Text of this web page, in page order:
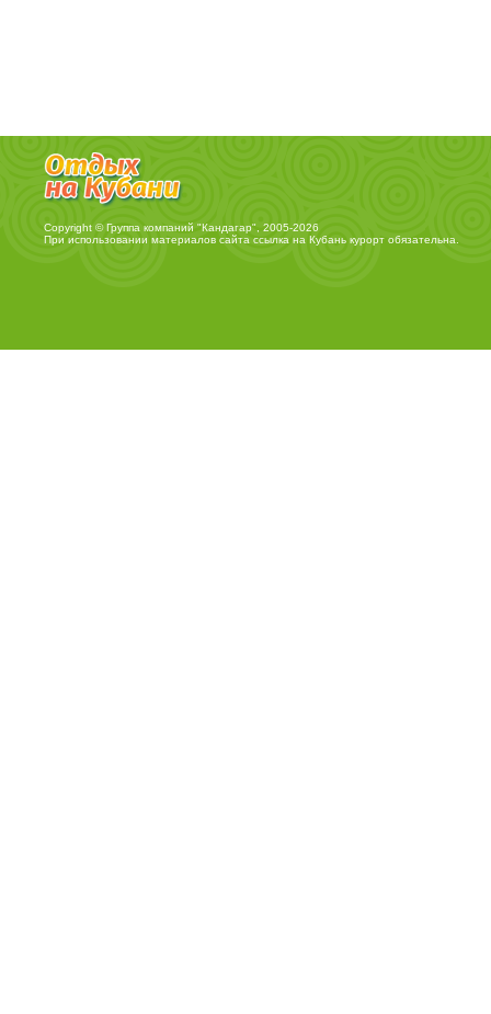
Copyright © Группа компаний "Кандагар", 2005-2026
При использовании материалов сайта ссылка на Кубань курортобязательна.